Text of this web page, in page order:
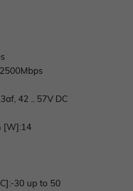
42 .. 57V DC
[W]:14
30 up to 50